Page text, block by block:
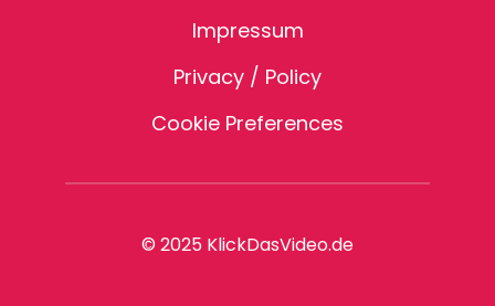
Impressum
Privacy / Policy
Cookie Preferences
© 2025 KlickDasVideo.de